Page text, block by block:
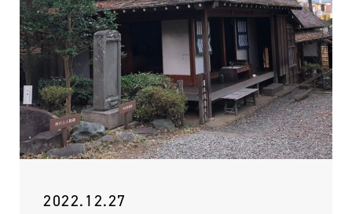
2022.12.27